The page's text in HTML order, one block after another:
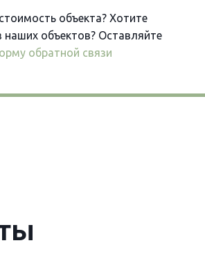
объекта? Хотите
наших объектов? Оставляйте
обратной связи